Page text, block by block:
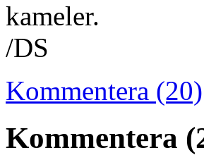
kameler.
/DS
Kommentera (20)
Kommentera